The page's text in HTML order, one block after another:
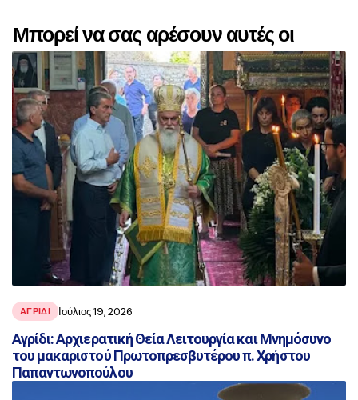
Μπορεί να σας αρέσουν αυτές οι
αναρτήσεις
ΑΓΡΙΔΙ Ιούλιος 19, 2026
Αγρίδι: Αρχιερατική Θεία Λειτουργία και Μνημόσυνο
του μακαριστού Πρωτοπρεσβυτέρου π. Χρήστου
Παπαντωνοπούλου